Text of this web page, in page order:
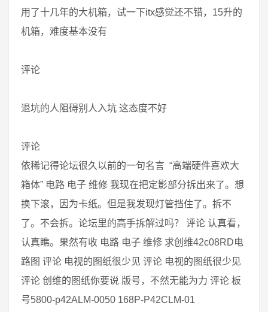
用了十几年的大机箱，试一下itx感觉还不错，15升的
机箱，难度基本没有
评论
退坑的人阻碍别人入坑 这态度不好
评论
依稀记得论坛很久以前的一句名言 “高端硬件喜欢大
箱体” 电路 电子 维修 我现在把定影部分拆出来了。想
换下滚，因为卡纸。但是我发现灯管挡住了。拆不
了。不会拆。论坛里的高手拆解过吗？ 评论 认真看，
认真瞧。果然有收 电路 电子 维修 求创维42c08RD电
路图 评论 电视的图纸很少见 评论 电视的图纸很少见
评论 创维的图纸你要说 版号，不然无能为力 评论 板
号5800-p42ALM-0050 168P-P42CLM-01